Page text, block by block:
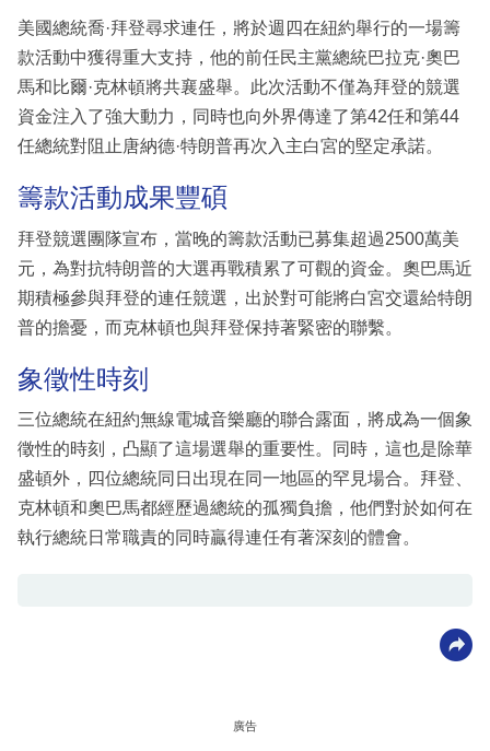
區
美國總統喬·拜登尋求連任，將於週四在紐約舉行的一場籌
款活動中獲得重大支持，他的前任民主黨總統巴拉克·奧巴
馬和比爾·克林頓將共襄盛舉。此次活動不僅為拜登的競選
資金注入了強大動力，同時也向外界傳達了第42任和第44
任總統對阻止唐納德·特朗普再次入主白宮的堅定承諾。
籌款活動成果豐碩
拜登競選團隊宣布，當晚的籌款活動已募集超過2500萬美
元，為對抗特朗普的大選再戰積累了可觀的資金。奧巴馬近
期積極參與拜登的連任競選，出於對可能將白宮交還給特朗
普的擔憂，而克林頓也與拜登保持著緊密的聯繫。
象徵性時刻
三位總統在紐約無線電城音樂廳的聯合露面，將成為一個象
徵性的時刻，凸顯了這場選舉的重要性。同時，這也是除華
盛頓外，四位總統同日出現在同一地區的罕見場合。拜登、
克林頓和奧巴馬都經歷過總統的孤獨負擔，他們對於如何在
執行總統日常職責的同時贏得連任有著深刻的體會。
廣告